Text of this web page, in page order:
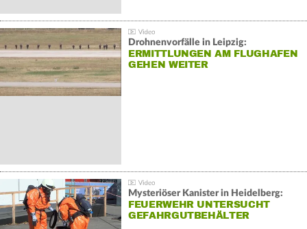
Drohnenvorfälle in Leipzig:
ERMITTLUNGEN AM FLUGHAFEN
GEHEN WEITER
Mysteriöser Kanister in Heidelberg:
FEUERWEHR UNTERSUCHT
GEFAHRGUTBEHÄLTER